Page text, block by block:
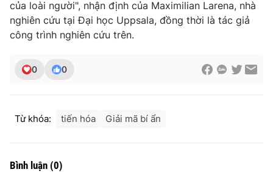
của loài người", nhận định của Maximilian Larena, nhà
nghiên cứu tại Đại học Uppsala, đồng thời là tác giả
công trình nghiên cứu trên.
0 0
Từ khóa: tiến hóa Giải mã bí ẩn
Bình luận (0)